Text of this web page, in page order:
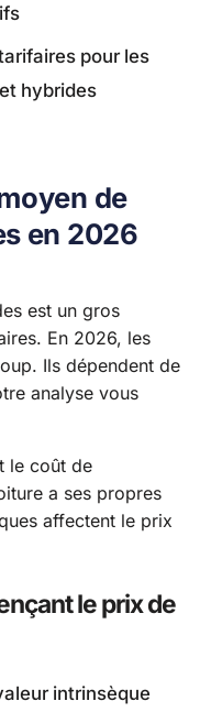
pour les
hybrides
de
en 2026
est un gros
En 2026, les
Ils dépendent de
analyse vous
le coût de
a ses propres
affectent le prix
le prix de
intrinsèque